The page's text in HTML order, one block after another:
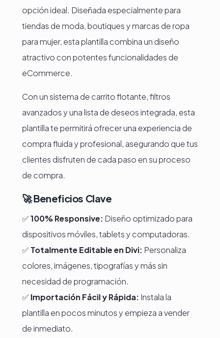
opción ideal. Diseñada especialmente para
tiendas de moda, boutiques y marcas de ropa
para mujer, esta plantilla combina un diseño
atractivo con potentes funcionalidades de
eCommerce.
Con un sistema de carrito flotante, filtros
avanzados y una lista de deseos integrada, esta
plantilla te permitirá ofrecer una experiencia de
compra fluida y profesional, asegurando que tus
clientes disfruten de cada paso en su proceso
de compra.
🚀Beneficios Clave
✅100% Responsive: Diseño optimizado para
dispositivos móviles, tablets y computadoras.
✅ Totalmente Editable en Divi: Personaliza
colores, imágenes, tipografías y más sin
necesidad de programación.
✅ Importación Fácil y Rápida: Instala la
plantilla en pocos minutos y empieza a vender
de inmediato.